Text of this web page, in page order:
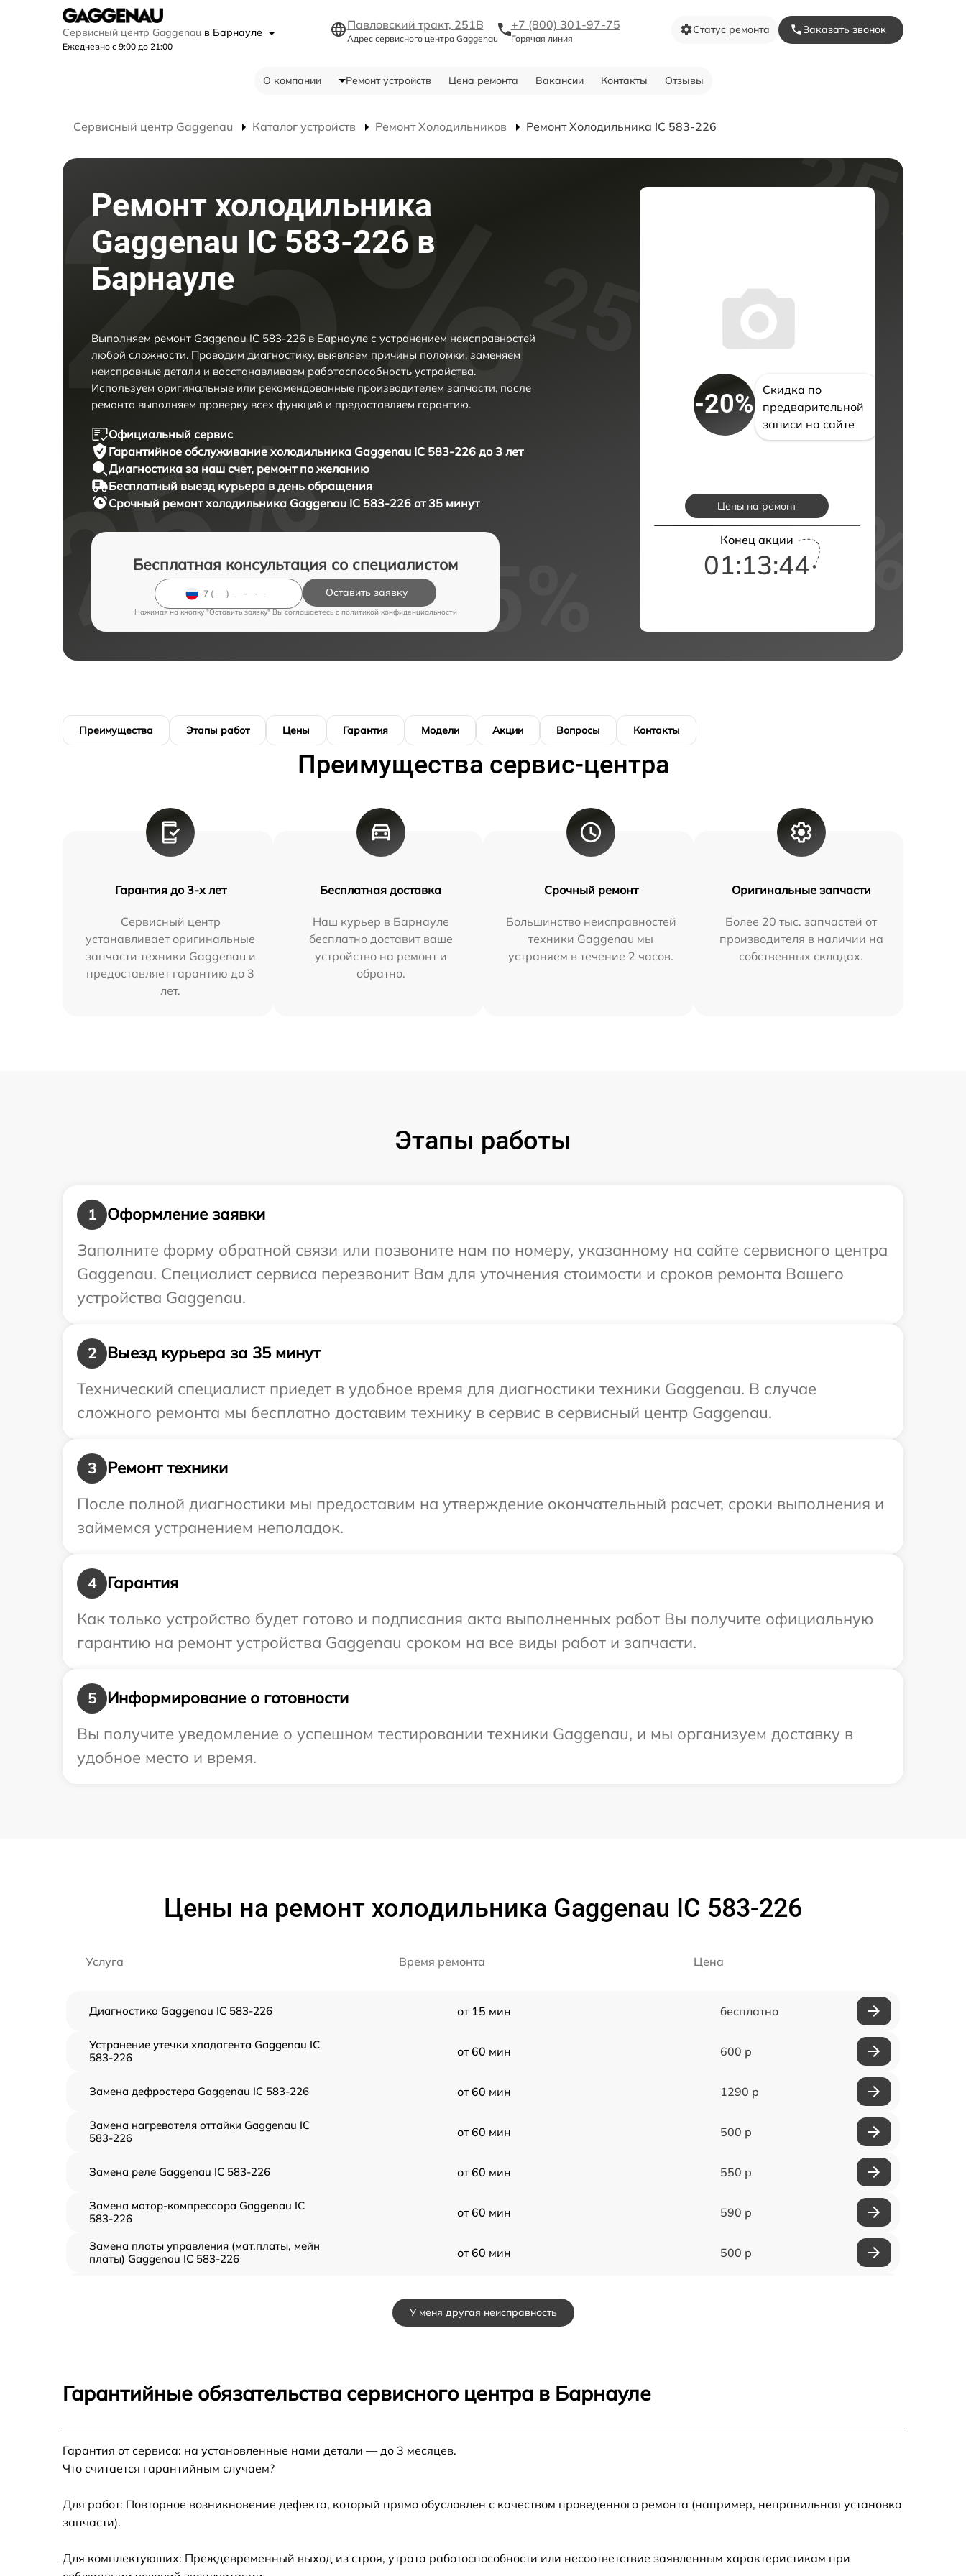
Сервисный центр Gaggenau в Барнауле
Ежедневно с 9:00 до 21:00
Павловский тракт, 251В
Адрес сервисного центра Gaggenau
+7 (800) 301-97-75
Горячая линия
Статус ремонта Заказать звонок
О компании Ремонт устройств Цена ремонта Вакансии Контакты Отзывы
Сервисный центр Gaggenau Каталог устройств Ремонт Холодильников Ремонт Холодильника IC 583-226
Ремонт холодильника
Gaggenau IC 583-226 в
Барнауле
Выполняем ремонт Gaggenau IC 583-226 в Барнауле с устранением неисправностей
любой сложности. Проводим диагностику, выявляем причины поломки, заменяем
неисправные детали и восстанавливаем работоспособность устройства.
Используем оригинальные или рекомендованные производителем запчасти, после
ремонта выполняем проверку всех функций и предоставляем гарантию.
Официальный сервис
Гарантийное обслуживание холодильника Gaggenau IC 583-226 до 3 лет
Диагностика за наш счет, ремонт по желанию
Бесплатный выезд курьера в день обращения
Срочный ремонтхолодильника Gaggenau IC 583-226 от 35 минут
Бесплатная консультация со специалистом
Оставить заявку
Нажимая на кнопку "Оставить заявку" Вы соглашаетесь c политикой конфиденциальности
-20%
Скидка по
предварительной
записи на сайте
Цены на ремонт
Конец акции
01:13:42
Преимущества Этапы работ Цены Гарантия Модели Акции Вопросы Контакты
Преимущества сервис-центра
Гарантия до 3-х лет
Сервисный центр
устанавливает оригинальные
запчасти техники Gaggenau и
предоставляет гарантию до 3
лет.
Бесплатная доставка
Наш курьер в Барнауле
бесплатно доставит ваше
устройство на ремонт и
обратно.
Срочный ремонт
Большинство неисправностей
техники Gaggenau мы
устраняем в течение 2 часов.
Оригинальные запчасти
Более 20 тыс. запчастей от
производителя в наличии на
собственных складах.
Этапы работы
1
Оформление заявки
Заполните форму обратной связи или позвоните нам по номеру, указанному на сайте сервисного центра
Gaggenau. Специалист сервиса перезвонит Вам для уточнения стоимости и сроков ремонта Вашего
устройства Gaggenau.
2
Выезд курьера за 35 минут
Технический специалист приедет в удобное время для диагностики техники Gaggenau. В случае
сложного ремонта мы бесплатно доставим технику в сервис в сервисный центр Gaggenau.
3
Ремонт техники
После полной диагностики мы предоставим на утверждение окончательный расчет, сроки выполнения и
займемся устранением неполадок.
4
Гарантия
Как только устройство будет готово и подписания акта выполненных работ Вы получите официальную
гарантию на ремонт устройства Gaggenau сроком на все виды работ и запчасти.
5
Информирование о готовности
Вы получите уведомление о успешном тестировании техники Gaggenau, и мы организуем доставку в
удобное место и время.
Цены на ремонт холодильника Gaggenau IC 583-226
Услуга Время ремонта Цена
Диагностика Gaggenau IC 583-226 от 15 мин бесплатно
Устранение утечки хладагента Gaggenau IC
583-226
от 60 мин 600 р
Замена дефростера Gaggenau IC 583-226 от 60 мин 1290 р
Замена нагревателя оттайки Gaggenau IC
583-226
от 60 мин 500 р
Замена реле Gaggenau IC 583-226 от 60 мин 550 р
Замена мотор-компрессора Gaggenau IC
583-226
от 60 мин 590 р
Замена платы управления (мат.платы, мейн
платы) Gaggenau IC 583-226
от 60 мин 500 р
Замена электросхемы Gaggenau IC 583-226
Устранение засора трубопровода Gaggenau
Ремонт датчика морозильного отделения
У меня другая неисправность
Гарантийные обязательства сервисного центра в Барнауле
Гарантия от сервиса: на установленные нами детали — до 3 месяцев.
Что считается гарантийным случаем?
Для работ: Повторное возникновение дефекта, который прямо обусловлен с качеством проведенного ремонта (например, неправильная установка
запчасти).
Для комплектующих: Преждевременный выход из строя, утрата работоспособности или несоответствие заявленным характеристикам при